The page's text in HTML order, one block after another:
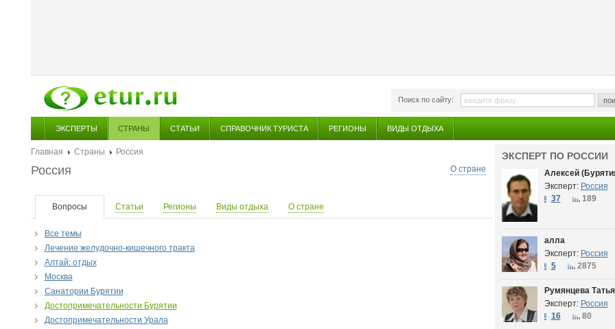
Поиск по сайту:
ЭКСПЕРТЫ СТРАНЫ СТАТЬИ СПРАВОЧНИК ТУРИСТА РЕГИОНЫ ВИДЫ ОТДЫХА
Главная Страны
Россия
О стране
Россия
Вопросы Статьи Регионы Виды отдыха О стране
Все темы
Лечение желудочно-кишечного тракта
Алтай: отдых
Москва
Санатории Бурятии
Достопримечательности Бурятии
Достопримечательности Урала
ЭКСПЕРТ ПО РОССИИ
Алексей
Эксперт: Россия
37
189
алла
Эксперт: Россия
5
2875
Румянцева
Эксперт: Россия
16
80